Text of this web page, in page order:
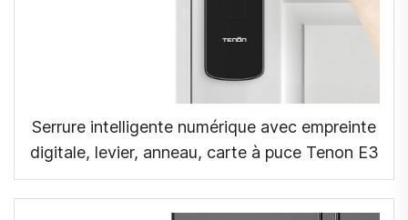
Serrure intelligente numérique avec empreinte
digitale, levier, anneau, carte à puce Tenon E3